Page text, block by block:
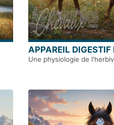
APPAREIL DIGESTIF
Une physiologie de